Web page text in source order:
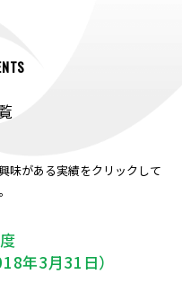
味がある実績をクリックして
年3月31日）